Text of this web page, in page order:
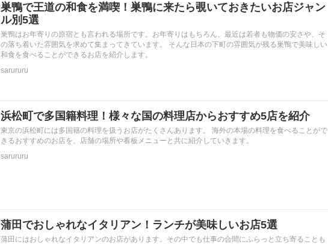
巣鴨で王道の和食を満喫！巣鴨に来たら覗いておきたいお店ジャン
ル別5選
巣鴨はお年寄りの原宿とも言われる場所です。お年寄りはもちろん、最近は若者も物価の安さや、そ
の落ち着いた雰囲気を求めて集まってきています。 そんな日本の下町の雰囲気が残る巣鴨で美味しい
和食を食べることができるお店を紹介します。
sarururu
浜松町で多国籍料理！様々な国の料理店からおすすめ5店を紹介
東京の浜松町には多国籍の料理を扱うお店がたくさんあります。 海外の本場の料理を食べることがで
きるおすすめのお店を、店舗の場所や看板メニューと共に紹介していきます。
sarururu
蒲田でおしゃれなイタリアン！ランチが美味しいお店5選
蒲田にはおしゃれなイタリアンのお店があります。その中でも仕事の合間にふらっと立ち寄ることも